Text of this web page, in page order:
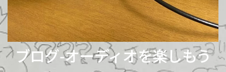
ブログ-オーディオを楽しもう